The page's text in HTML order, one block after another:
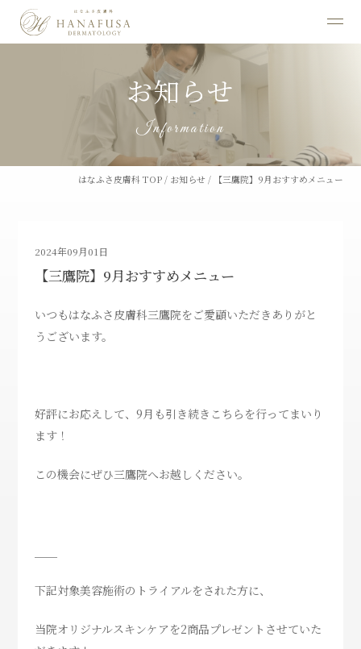
お知らせ
Information
はなふさ皮膚科 TOP / お知らせ / 【三鷹院】9月おすすめメニュー
2024年09月01日
【三鷹院】9月おすすめメニュー
いつもはなふさ皮膚科三鷹院をご愛顧いただきありがと
うございます。
好評にお応えして、9月も引き続きこちらを行ってまいり
ます！
この機会にぜひ三鷹院へお越しください。
下記対象美容施術のトライアルをされた方に、
当院オリジナルスキンケアを2商品プレゼントさせていた